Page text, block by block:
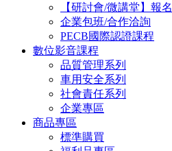
【研討會/微講堂】報名
企業包班/合作洽詢
PECB國際認證課程
數位影音課程
品質管理系列
車用安全系列
社會責任系列
企業專區
商品專區
標準購買